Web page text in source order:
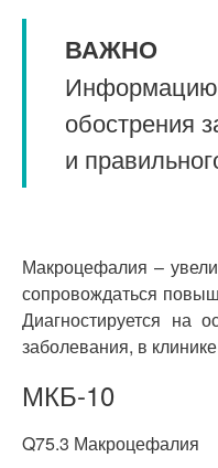
ВАЖНО
Информацию
обострения
и
Макроцефалия –
сопровождаться
Диагностируется на
заболевания, в
МКБ-10
Q75.3 Макроцефалия